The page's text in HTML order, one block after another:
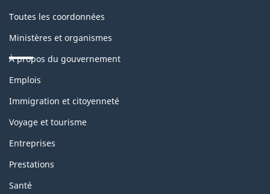
Toutes les coordonnées
Ministères et organismes
À propos du gouvernement
Thèmes
sujets
Emplois
Immigration et citoyenneté
Voyage et tourisme
Entreprises
Prestations
Santé